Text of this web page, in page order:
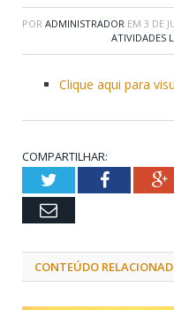
POR ADMINISTRADOR EM 3 DE
ATIVIDADES
Clique aqui para
COMPARTILHAR:
TwitterFacebook
Email
CONTEÚDO